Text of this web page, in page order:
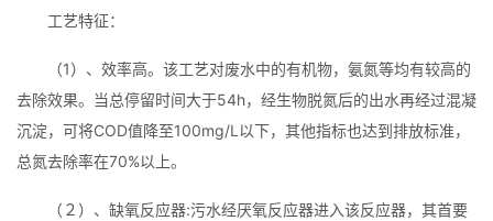
工艺特征：
（1）、效率高。该工艺对废水中的有机物，氨氮等均有较高的
去除效果。当总停留时间大于54h，经生物脱氮后的出水再经过混凝
沉淀，可将COD值降至100mg/L以下，其他指标也达到排放标准，
总氮去除率在70%以上。
（２）、缺氧反应器:污水经厌氧反应器进入该反应器，其首要